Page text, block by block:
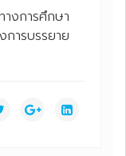
งการศึกษา
การบรรยาย